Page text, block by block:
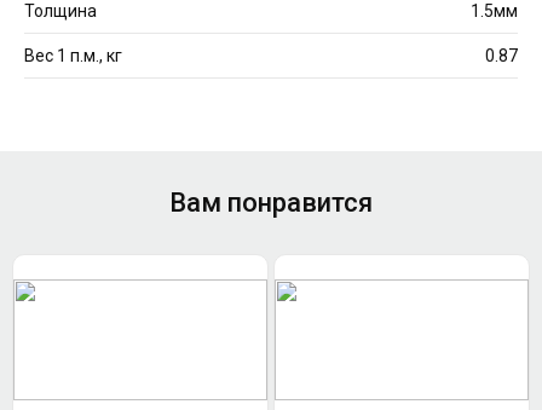
Толщина 1.5мм
Вес 1 п.м., кг 0.87
Вам понравится